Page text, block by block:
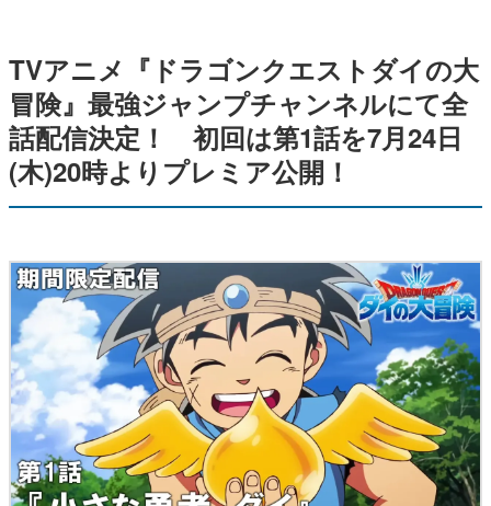
TVアニメ『ドラゴンクエストダイの大
冒険』最強ジャンプチャンネルにて全
話配信決定！ 初回は第1話を7月24日
(木)20時よりプレミア公開！